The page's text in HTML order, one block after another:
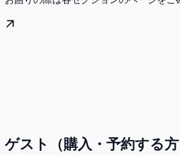
ゲスト（購入・予約する